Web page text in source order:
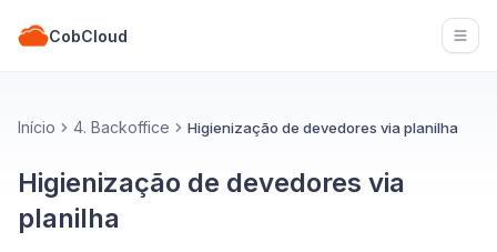
CobCloud
Início 4. Backoffice Higienização de devedores via planilha
Higienização de devedores via
planilha